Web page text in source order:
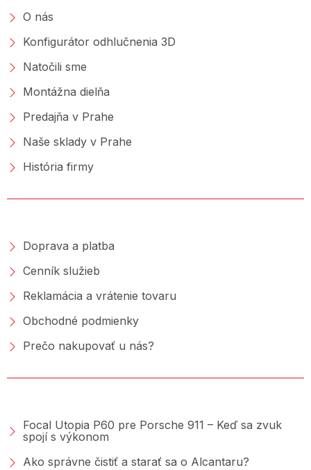
O nás
Konfigurátor odhlučnenia 3D
Natočili sme
Montážna dielňa
Predajňa v Prahe
Naše sklady v Prahe
História firmy
Doprava a platba
Cenník služieb
Reklamácia a vrátenie tovaru
Obchodné podmienky
Prečo nakupovať u nás?
Focal Utopia P60 pre Porsche 911 – Keď sa zvuk
spojí s výkonom
Ako správne čistiť a starať sa o Alcantaru?